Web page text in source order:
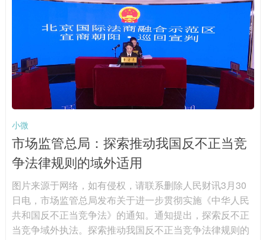
小微
市场监管总局：探索推动我国反不正当竞
争法律规则的域外适用
图片来源于网络，如有侵权，请联系删除人民财讯3月30
日电，市场监管总局发布关于进一步贯彻实施《中华人民
共和国反不正当竞争法》的通知。通知提出，探索反不正
当竞争域外执法。探索推动我国反不正当竞争法律规则的